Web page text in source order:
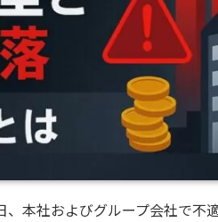
本社およびグループ会社で不